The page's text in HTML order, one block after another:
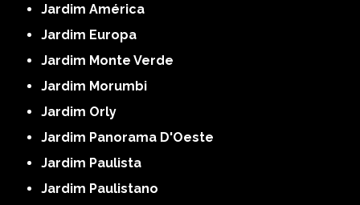
Jardim América
Jardim Europa
Jardim Monte Verde
Jardim Morumbi
Jardim Orly
Jardim Panorama D'Oeste
Jardim Paulista
Jardim Paulistano